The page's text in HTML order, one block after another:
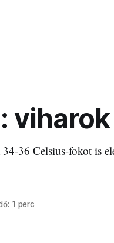
36 Celsius-fokot is
1 perc